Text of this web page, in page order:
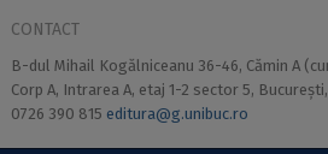
CONTACT
B-dul Mihail Kogălniceanu 36-46, Cămin A
Corp A, Intrarea A, etaj 1-2 sector 5,
0726 390 815 editura@g.unibuc.ro